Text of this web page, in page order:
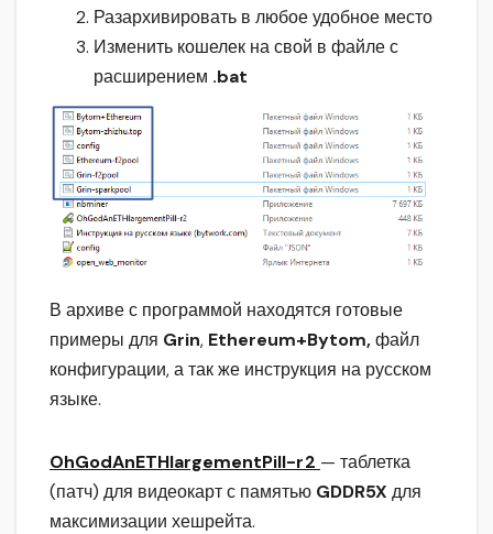
Разархивировать в любое удобное место
Изменить кошелек на свой в файле с
расширением .bat
В архиве с программой находятся готовые
примеры для Grin, Ethereum+Bytom,файл
конфигурации, а так же инструкция на русском
языке.
OhGodAnETHlargementPill-r2 — таблетка
(патч) для видеокарт с памятью GDDR5X для
максимизации хешрейта.